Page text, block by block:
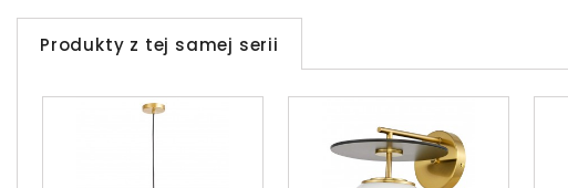
Produkty z tej samej serii